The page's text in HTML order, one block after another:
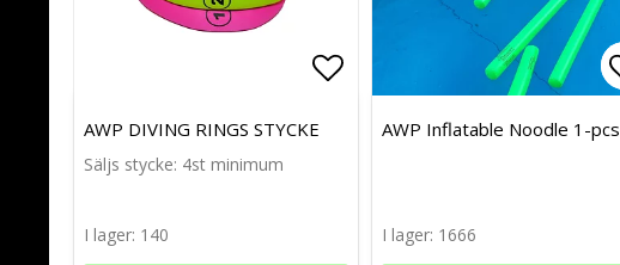
Lägg till i favoritlistan
AWP DIVING RINGS STYCKE
Säljs stycke: 4st minimum
I lager: 140
AWP Inflatable Noodle 1-pcs
I lager: 1666